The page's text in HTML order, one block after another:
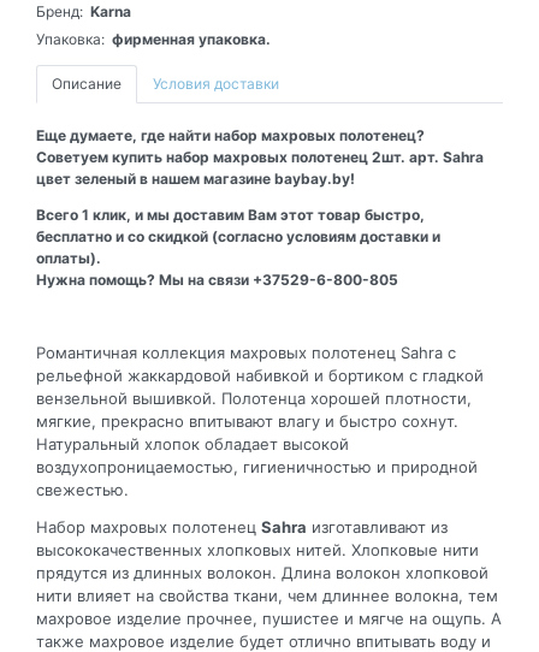
Бренд: Karna
Упаковка: фирменная упаковка.
Описание Условия доставки
Еще думаете, где найти набор махровых полотенец?
Советуем купить набор махровых полотенец 2шт. арт. Sahra
цвет зеленый в нашем магазине baybay.by!
Всего 1 клик, и мы доставим Вам этот товар быстро,
бесплатно и со скидкой (согласно условиям доставки и
оплаты).
Нужна помощь? Мы на связи +37529-6-800-805
Романтичная коллекция махровых полотенец Sahra с
рельефной жаккардовой набивкой и бортиком с гладкой
вензельной вышивкой. Полотенца хорошей плотности,
мягкие, прекрасно впитывают влагу и быстро сохнут.
Натуральный хлопок обладает высокой
воздухопроницаемостью, гигиеничностью и природной
свежестью.
Набор махровых полотенец Sahra изготавливают из
высококачественных хлопковых нитей. Хлопковые нити
прядутся из длинных волокон. Длина волокон хлопковой
нити влияет на свойства ткани, чем длиннее волокна, тем
махровое изделие прочнее, пушистее и мягче на ощупь. А
также махровое изделие будет отлично впитывать воду и